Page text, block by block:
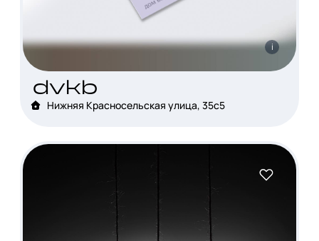
i
dvkb
Нижняя Красносельская улица, 35с5